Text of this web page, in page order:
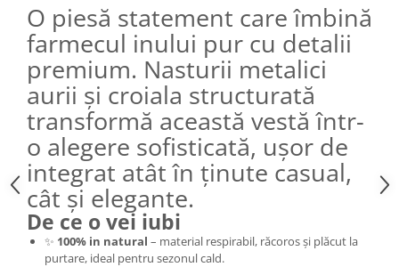
O piesă statement care îmbină
farmecul inului pur cu detalii
premium. Nasturii metalici
aurii și croiala structurată
transformă această vestă într-
o alegere sofisticată, ușor de
integrat atât în ținute casual,
cât și elegante.
De ce o vei iubi
✨ 100% in natural – material respirabil, răcoros și plăcut la
purtare, ideal pentru sezonul cald.